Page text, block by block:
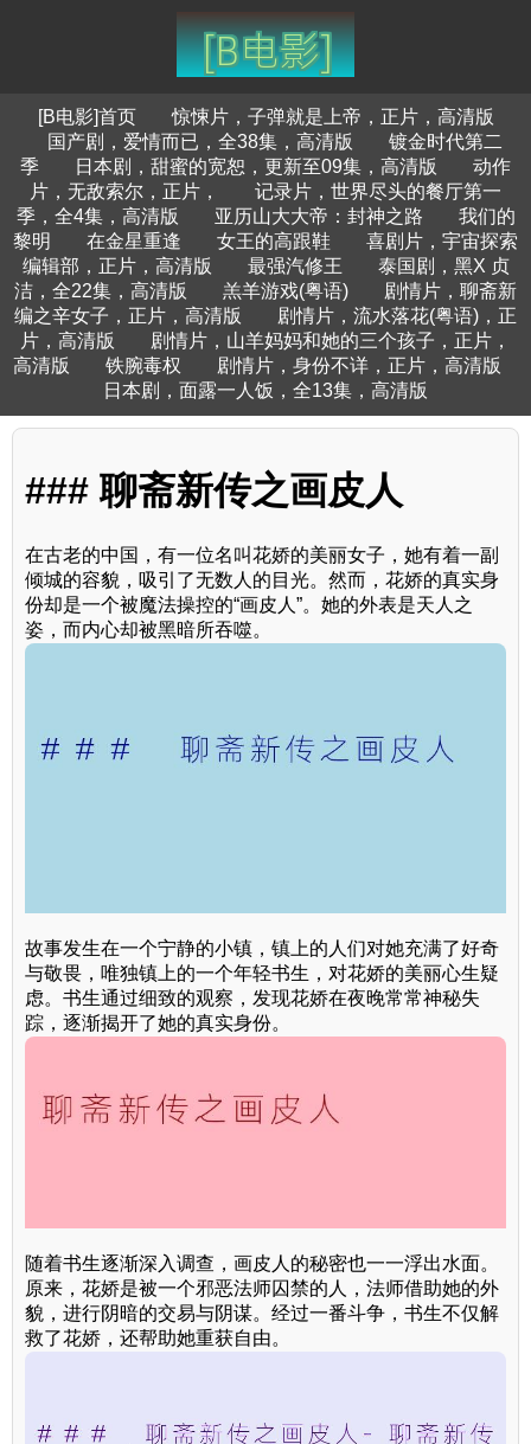
[B电影]首页
惊悚片，子弹就是上帝，正片，高清版
国产剧，爱情而已，全38集，高清版
镀金时代第二
季
日本剧，甜蜜的宽恕，更新至09集，高清版
动作
片，无敌索尔，正片，
记录片，世界尽头的餐厅第一
季，全4集，高清版
亚历山大大帝：封神之路
我们的
黎明
在金星重逢 女王的高跟鞋
喜剧片，宇宙探索
编辑部，正片，高清版
最强汽修王
泰国剧，黑X 贞
洁，全22集，高清版
羔羊游戏(粤语)
剧情片，聊斋新
编之辛女子，正片，高清版
剧情片，流水落花(粤语)，正
片，高清版
剧情片，山羊妈妈和她的三个孩子，正片，
高清版
铁腕毒权
剧情片，身份不详，正片，高清版
日本剧，面露一人饭，全13集，高清版
### 聊斋新传之画皮人
在古老的中国，有一位名叫花娇的美丽女子，她有着一副
倾城的容貌，吸引了无数人的目光。然而，花娇的真实身
份却是一个被魔法操控的“画皮人”。她的外表是天人之
姿，而内心却被黑暗所吞噬。
故事发生在一个宁静的小镇，镇上的人们对她充满了好奇
与敬畏，唯独镇上的一个年轻书生，对花娇的美丽心生疑
虑。书生通过细致的观察，发现花娇在夜晚常常神秘失
踪，逐渐揭开了她的真实身份。
随着书生逐渐深入调查，画皮人的秘密也一一浮出水面。
原来，花娇是被一个邪恶法师囚禁的人，法师借助她的外
貌，进行阴暗的交易与阴谋。经过一番斗争，书生不仅解
救了花娇，还帮助她重获自由。